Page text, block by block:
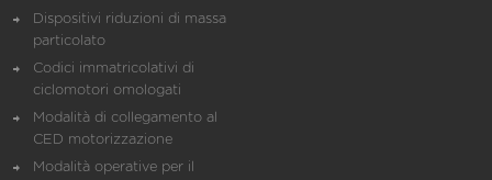
Dispositivi riduzioni di massa
particolato
Codici immatricolativi di
ciclomotori omologati
Modalità di collegamento al
CED motorizzazione
Modalità operative per il